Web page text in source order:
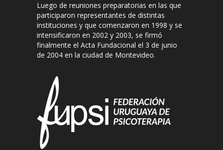
Luego de reuniones preparatorias en las que
participaron representantes de distintas
instituciones y que comenzaron en 1998 y se
intensificaron en 2002 y 2003, se firmó
finalmente el Acta Fundacional el 3 de junio
de 2004 en la ciudad de Montevideo.